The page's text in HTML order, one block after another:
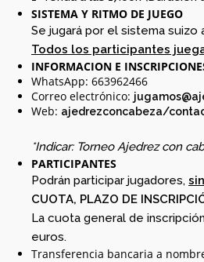
SISTEMA Y RITMO DE JUEGO
Se jugará por el sistema suizo
Todos los participantes
INFORMACION E
WhatsApp: 663962466
Correo electrónico:
Web: ajedrezconcabeza/
*Indicar: Torneo Ajedrez con
PARTICIPANTES
Podrán participar jugadores,
CUOTA, PLAZO DE
La cuota general de
euros.
Transferencia bancaria a